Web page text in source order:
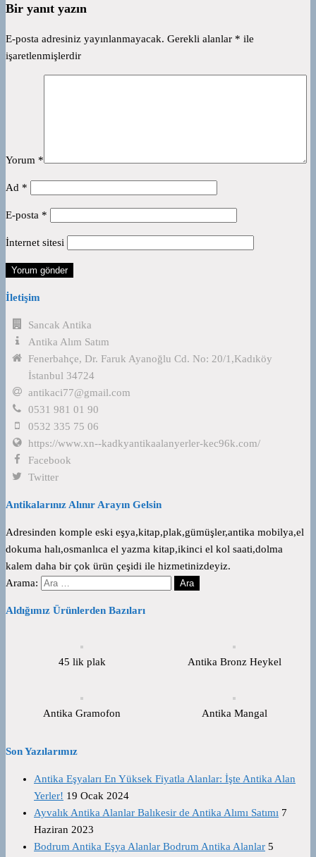
Bir yanıt yazın
E-posta adresiniz yayınlanmayacak. Gerekli alanlar * ile
işaretlenmişlerdir
Yorum *
Ad *
E-posta *
İnternet sitesi
İletişim
Sancak Antika
Antika Alım Satım
Fenerbahçe, Dr. Faruk Ayanoğlu Cd. No: 20/1,Kadıköy
İstanbul 34724
antikaci77@gmail.com
0531 981 01 90
0532 335 75 06
https://www.xn--kadkyantikaalanyerler-kec96k.com/
Facebook
Twitter
Antikalarınız Alınır Arayın Gelsin
Adresinden komple eski eşya,kitap,plak,gümüşler,antika mobilya,el
dokuma halı,osmanlıca el yazma kitap,ikinci el kol saati,dolma
kalem daha bir çok ürün çeşidi ile hizmetinizdeyiz.
Arama:
Aldığımız Ürünlerden Bazıları
45 lik plak Antika Bronz Heykel
Antika Gramofon Antika Mangal
Son Yazılarımız
Antika Eşyaları En Yüksek Fiyatla Alanlar: İşte Antika Alan
Yerler! 19 Ocak 2024
Ayvalık Antika Alanlar Balıkesir de Antika Alımı Satımı 7
Haziran 2023
Bodrum Antika Eşya Alanlar Bodrum Antika Alanlar 5